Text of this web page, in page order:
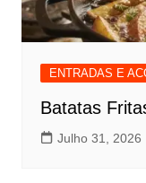
ENTRADAS E
Batatas
Julho 31, 2026